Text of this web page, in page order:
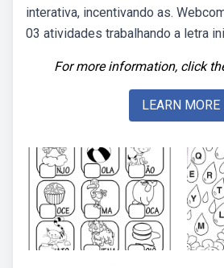
interativa, incentivando as.
03 atividades trabalhando a letra
For more information, click
LEARN MORE